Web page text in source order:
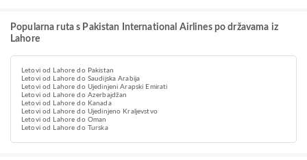
Popularna ruta s Pakistan International Airlines po državama iz
Lahore
Letovi od Lahore do Pakistan
Letovi od Lahore do Saudijska Arabija
Letovi od Lahore do Ujedinjeni Arapski Emirati
Letovi od Lahore do Azerbajdžan
Letovi od Lahore do Kanada
Letovi od Lahore do Ujedinjeno Kraljevstvo
Letovi od Lahore do Oman
Letovi od Lahore do Turska